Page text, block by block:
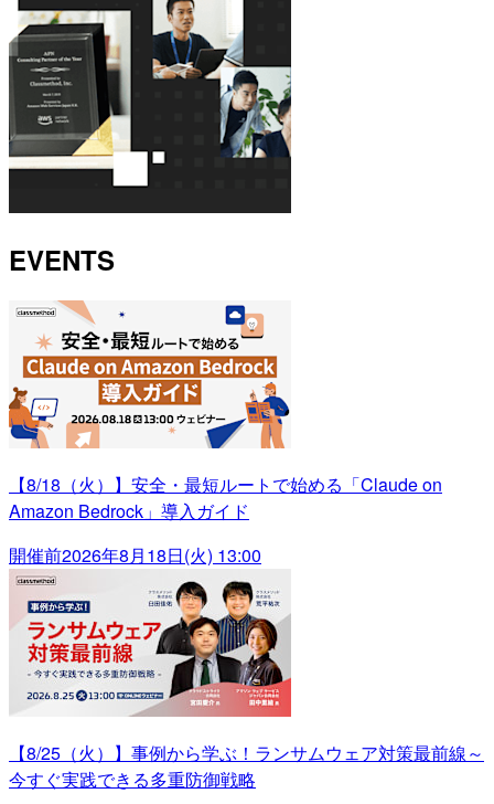
EVENTS
【8/18（火）】安全・最短ルートで始める「Claude on
Amazon Bedrock」導入ガイド
開催前2026年8月18日(火) 13:00
【8/25（火）】事例から学ぶ！ランサムウェア対策最前線～
今すぐ実践できる多重防御戦略